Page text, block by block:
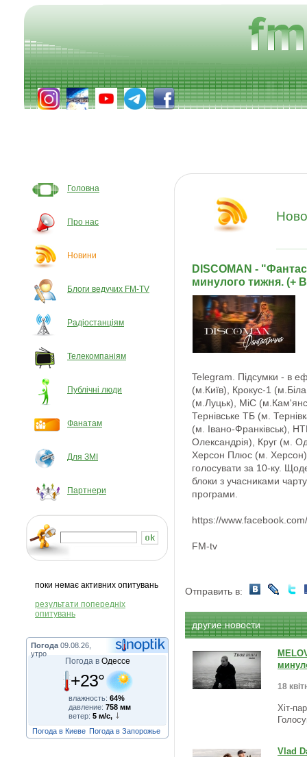
Головна
Про нас
Новини
Блоги ведучих FM-TV
Радіостанціям
Телекомпаніям
Публічні люди
Фанатам
Для ЗМІ
Партнери
поки немає активних опитувань
результати попередніх
опитувань
Погода 09.08.26,
утро
Погода в Одессе
+23°
влажность: 64%
давление: 758 мм
ветер: 5 м/с,
Погода в Киеве Погода в Запорожье
DISCOMAN -
минулого тижня. (+
Telegram. Підсумки - в
(м.Київ), Крокус-1
(м.Луцьк), МіС
Тернівське ТБ (м.
(м. Івано-Франківськ),
Олександрія), Круг (м.
Херсон Плюс (м.
голосувати за 10-ку.
блоки з учасниками
програми.
https://
FM-tv
Отправить в:
другие новости
18
Хіт-
Vlad